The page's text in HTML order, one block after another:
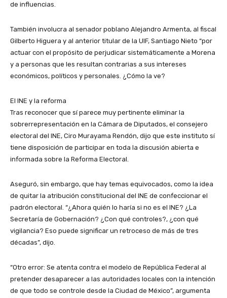
de influencias.
También involucra al senador poblano Alejandro Armenta, al fiscal
Gilberto Higuera y al anterior titular de la UIF, Santiago Nieto “por
actuar con el propósito de perjudicar sistemáticamente a Morena
y a personas que les resultan contrarias a sus intereses
económicos, políticos y personales. ¿Cómo la ve?
El INE y la reforma
Tras reconocer que sí parece muy pertinente eliminar la
sobrerrepresentación en la Cámara de Diputados, el consejero
electoral del INE, Ciro Murayama Rendón, dijo que este instituto sí
tiene disposición de participar en toda la discusión abierta e
informada sobre la Reforma Electoral.
Aseguró, sin embargo, que hay temas equivocados, como la idea
de quitar la atribución constitucional del INE de confeccionar el
padrón electoral. “¿Ahora quién lo haría si no es el INE? ¿La
Secretaría de Gobernación? ¿Con qué controles?, ¿con qué
vigilancia? Eso puede significar un retroceso de más de tres
décadas”, dijo.
“Otro error: Se atenta contra el modelo de República Federal al
pretender desaparecer a las autoridades locales con la intención
de que todo se controle desde la Ciudad de México”, argumenta